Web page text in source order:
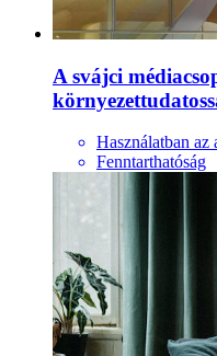
A svájci
Használatban az
Fenntarthatóság